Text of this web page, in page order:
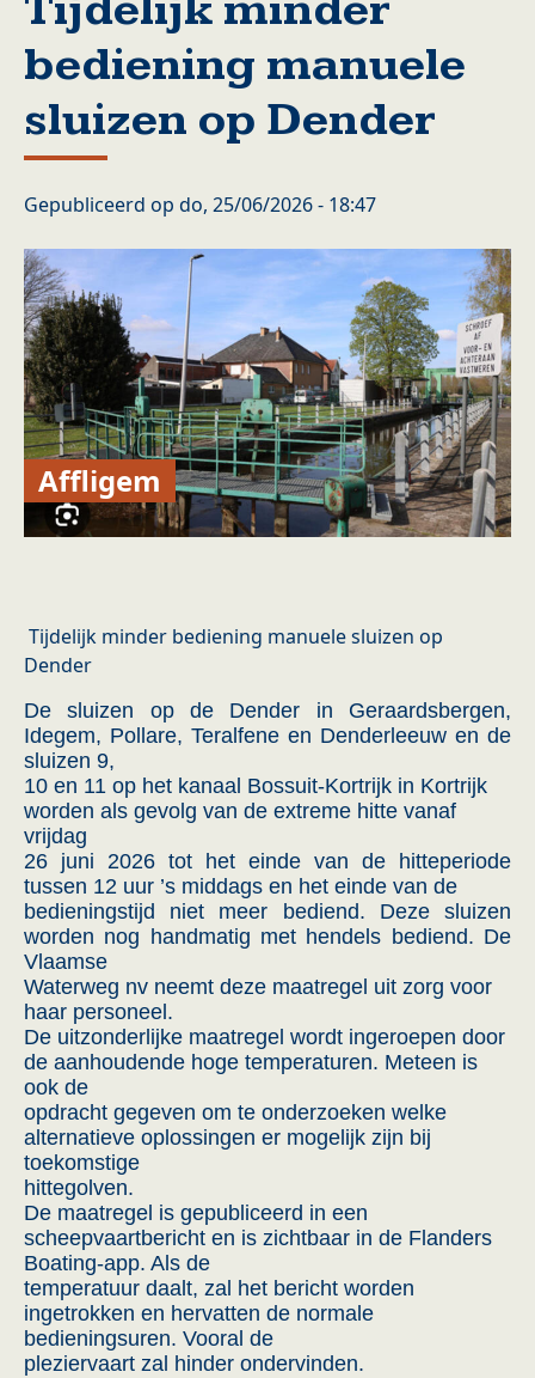
bediening manuele
sluizen op Dender
Gepubliceerd op do, 25/06/2026 - 18:47
Affligem
Tijdelijk minder bediening manuele sluizen op
Dender
De sluizen op de Dender in Geraardsbergen,
Idegem, Pollare, Teralfene en Denderleeuw en de
sluizen 9,
10 en 11 op het kanaal Bossuit-Kortrijk in Kortrijk
worden als gevolg van de extreme hitte vanaf
vrijdag
26 juni 2026 tot het einde van de hitteperiode
tussen 12 uur ’s middags en het einde van de
bedieningstijd niet meer bediend. Deze sluizen
worden nog handmatig met hendels bediend. De
Vlaamse
Waterweg nv neemt deze maatregel uit zorg voor
haar personeel.
De uitzonderlijke maatregel wordt ingeroepen door
de aanhoudende hoge temperaturen. Meteen is
ook de
opdracht gegeven om te onderzoeken welke
alternatieve oplossingen er mogelijk zijn bij
toekomstige
hittegolven.
De maatregel is gepubliceerd in een
scheepvaartbericht en is zichtbaar in de Flanders
Boating-app. Als de
temperatuur daalt, zal het bericht worden
ingetrokken en hervatten de normale
bedieningsuren. Vooral de
pleziervaart zal hinder ondervinden.